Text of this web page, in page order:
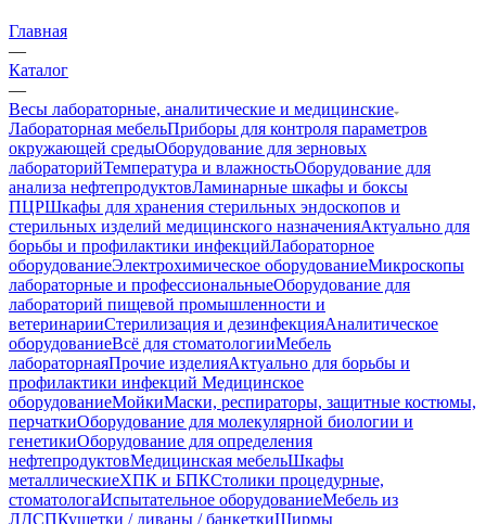
Главная
—
Каталог
—
Весы лабораторные, аналитические и медицинские
Лабораторная мебельПриборы для контроля параметров
окружающей средыОборудование для зерновых
лабораторийТемпература и влажностьОборудование для
анализа нефтепродуктовЛаминарные шкафы и боксы
ПЦРШкафы для хранения стерильных эндоскопов и
стерильных изделий медицинского назначенияАктуально для
борьбы и профилактики инфекцийЛабораторное
оборудованиеЭлектрохимическое оборудованиеМикроскопы
лабораторные и профессиональныеОборудование для
лабораторий пищевой промышленности и
ветеринарииСтерилизация и дезинфекцияАналитическое
оборудованиеВсё для стоматологииМебель
лабораторнаяПрочие изделияАктуально для борьбы и
профилактики инфекций Медицинское
оборудованиеМойкиМаски, респираторы, защитные костюмы,
перчаткиОборудование для молекулярной биологии и
генетикиОборудование для определения
нефтепродуктовМедицинская мебельШкафы
металлическиеХПК и БПКСтолики процедурные,
стоматологаИспытательное оборудованиеМебель из
ЛДСПКушетки / диваны / банкеткиШирмы